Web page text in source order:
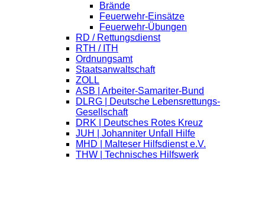
Brände
Feuerwehr-Einsätze
Feuerwehr-Übungen
RD / Rettungsdienst
RTH / ITH
Ordnungsamt
Staatsanwaltschaft
ZOLL
ASB | Arbeiter-Samariter-Bund
DLRG | Deutsche Lebensrettungs-
Gesellschaft
DRK | Deutsches Rotes Kreuz
JUH | Johanniter Unfall Hilfe
MHD | Malteser Hilfsdienst e.V.
THW | Technisches Hilfswerk